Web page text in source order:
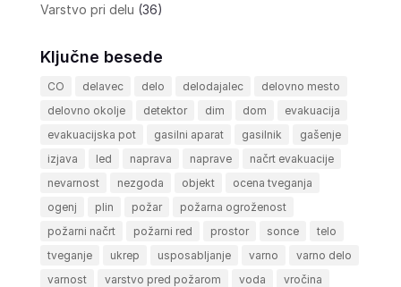
Varstvo pri delu (36)
Ključne besede
CO delavec delo delodajalec
delovno mesto
delovno okolje
detektor dim dom
evakuacija
evakuacijska pot
gasilni aparat gasilnik
gašenje
izjava
led naprava naprave
načrt evakuacije
nevarnost
nezgoda objekt
ocena tveganja
ogenj
plin požar
požarna ogroženost
požarni načrt
požarni red prostor sonce
telo
tveganje
ukrep usposabljanje varno
varno delo
varnost
varstvo pred požarom voda
vročina